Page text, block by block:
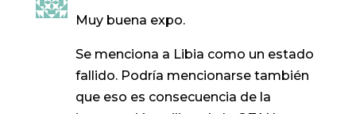
Muy buena expo.
Se menciona a Libia como un estado
fallido. Podría mencionarse también
que eso es consecuencia de la